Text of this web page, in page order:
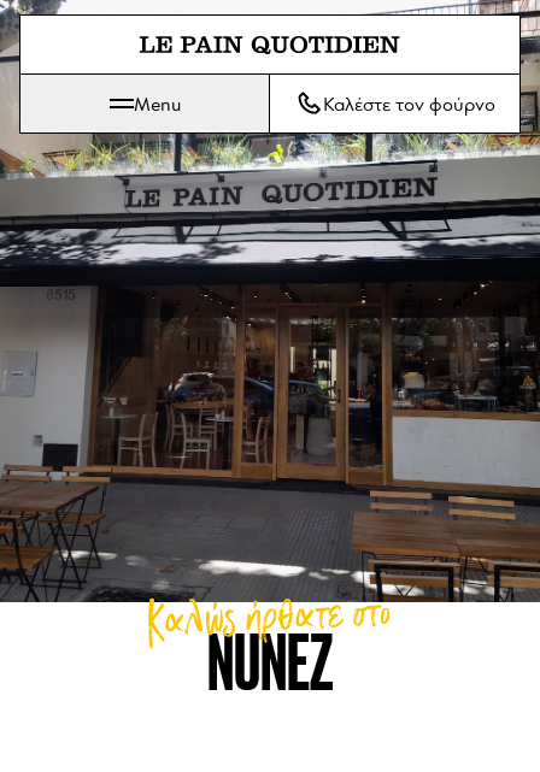
Μετάβαση απευθείας στο κύριο
Το Le Pain Quotidien σημαίνει Το Καθημερινό Ψωμί
Menu Καλέστε τον φούρνο
NUNEZ
Καλώς ήρθατε στο